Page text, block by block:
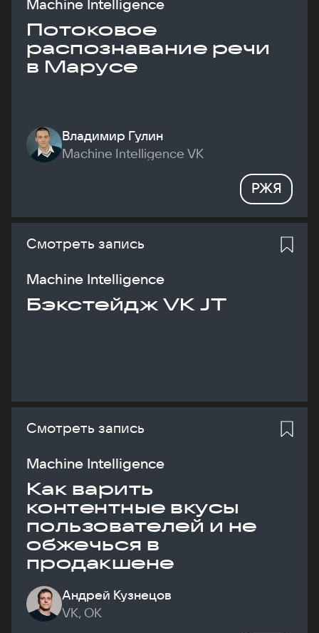
Machine Intelligence
Потоковое
распознавание речи
в Марусе
Владимир Гулин
Machine Intelligence VK
РЖЯ
Смотреть запись
Machine Intelligence
Бэкстейдж VK JT
Смотреть запись
Machine Intelligence
Как варить
контентные вкусы
пользователей и не
обжечься в
продакшене
Андрей Кузнецов
VK, ОК